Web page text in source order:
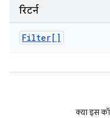
रिटर्न
Filter[]
क्या इस